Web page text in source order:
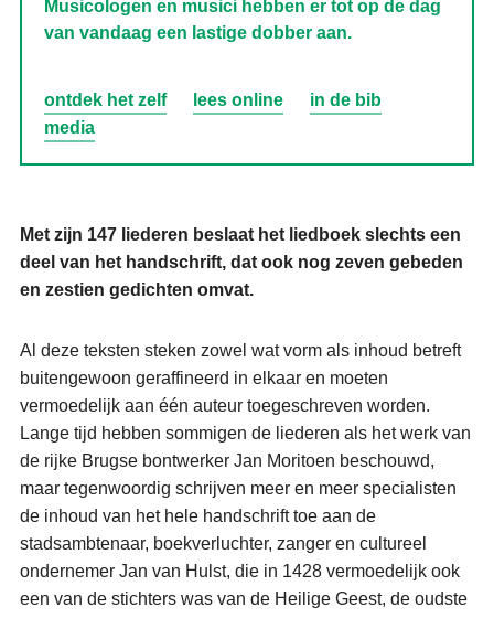
Musicologen en musici hebben er tot op de dag
van vandaag een lastige dobber aan.
ontdek het zelf lees online
in de bib
media
Met zijn 147 liederen beslaat het liedboek slechts een
deel van het handschrift, dat ook nog zeven gebeden
en zestien gedichten omvat.
Al deze teksten steken zowel wat vorm als inhoud betreft
buitengewoon geraffineerd in elkaar en moeten
vermoedelijk aan één auteur toegeschreven worden.
Lange tijd hebben sommigen de liederen als het werk van
de rijke Brugse bontwerker Jan Moritoen beschouwd,
maar tegenwoordig schrijven meer en meer specialisten
de inhoud van het hele handschrift toe aan de
stadsambtenaar, boekverluchter, zanger en cultureel
ondernemer Jan van Hulst, die in 1428 vermoedelijk ook
een van de stichters was van de Heilige Geest, de oudste